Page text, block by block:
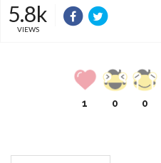
5.8k
VIEWS
1 0 0